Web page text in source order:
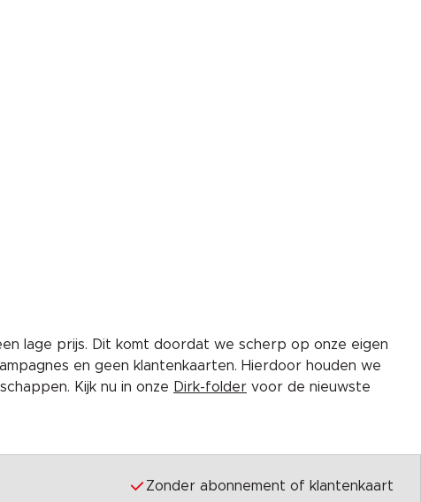
lage prijs. Dit komt doordat we scherp op onze eigen
en geen klantenkaarten. Hierdoor houden we
Kijk nu in onze Dirk-folder voor de nieuwste
Zonder abonnement of klantenkaart